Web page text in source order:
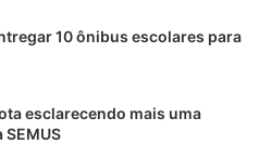
10 ônibus escolares para
esclarecendo mais uma
SEMUS